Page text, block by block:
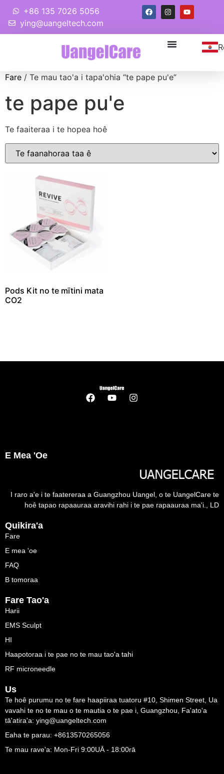
+86 135 7026 5056
ying@uangeltech.com
Fare / Te mau tao'a i tapa'ohia “te pape pu'e”
te pape pu'e
Te faaiteraa i te hopea hoê
Pods Kit no te mītini mata
CO2
E Mea 'oe
I raro a'e i te faatereraa a Guangzhou Uangel, o te UangelCare te
hoê tapao rapaauraa aravihi rahi i te pae rapaauraa ma'i., LD
Quikira'a
Fare
E mea 'oe
FAQ
B tomoraa
Fare Tao'a
Harii
EMS Sculpt
HI
Haapotoraa i te pae no te mau tao'a tahi
RF microneedle
Us
Te hoê purumu no te fare haapiiraa tuatoru #10, Shimen Street, Ua
vavahi te no te mau o te mautia o te pae i, Guangzhou, Fa'ato'a
tā'atira'a: ying@uangeltech.com
Eaha te parau: +8613570265056
Te mau rave'a: Mon-Fri 9:00UĀ - 18:00rā